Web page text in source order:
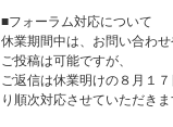
■フォーラム対応について
休業期間中は、お問い合わ
ご投稿は可能ですが、
ご返信は休業明けの８月１
り順次対応させていただきま